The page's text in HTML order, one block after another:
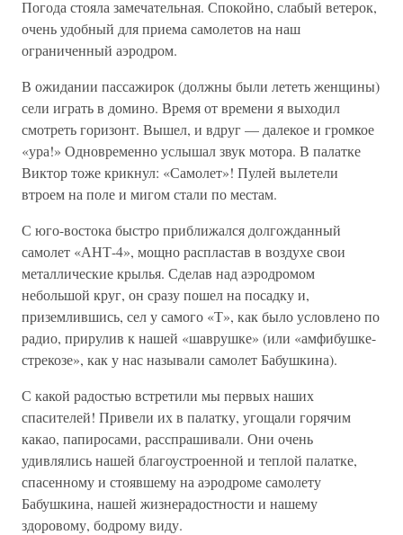
Погода стояла замечательная. Спокойно, слабый ветерок,
очень удобный для приема самолетов на наш
ограниченный аэродром.
В ожидании пассажирок (должны были лететь женщины)
сели играть в домино. Время от времени я выходил
смотреть горизонт. Вышел, и вдруг — далекое и громкое
«ура!» Одновременно услышал звук мотора. В палатке
Виктор тоже крикнул: «Самолет»! Пулей вылетели
втроем на поле и мигом стали по местам.
С юго-востока быстро приближался долгожданный
самолет «АНТ-4», мощно распластав в воздухе свои
металлические крылья. Сделав над аэродромом
небольшой круг, он сразу пошел на посадку и,
приземлившись, сел у самого «Т», как было условлено по
радио, прирулив к нашей «шаврушке» (или «амфибушке-
стрекозе», как у нас называли самолет Бабушкина).
С какой радостью встретили мы первых наших
спасителей! Привели их в палатку, угощали горячим
какао, папиросами, расспрашивали. Они очень
удивлялись нашей благоустроенной и теплой палатке,
спасенному и стоявшему на аэродроме самолету
Бабушкина, нашей жизнерадостности и нашему
здоровому, бодрому виду.